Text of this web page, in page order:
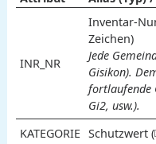
INR_NR
Inventar-
Zeichen)
Jede
Gisikon).
fortlaufende
Gi2, usw.).
KATEGORIE Schutzwert (